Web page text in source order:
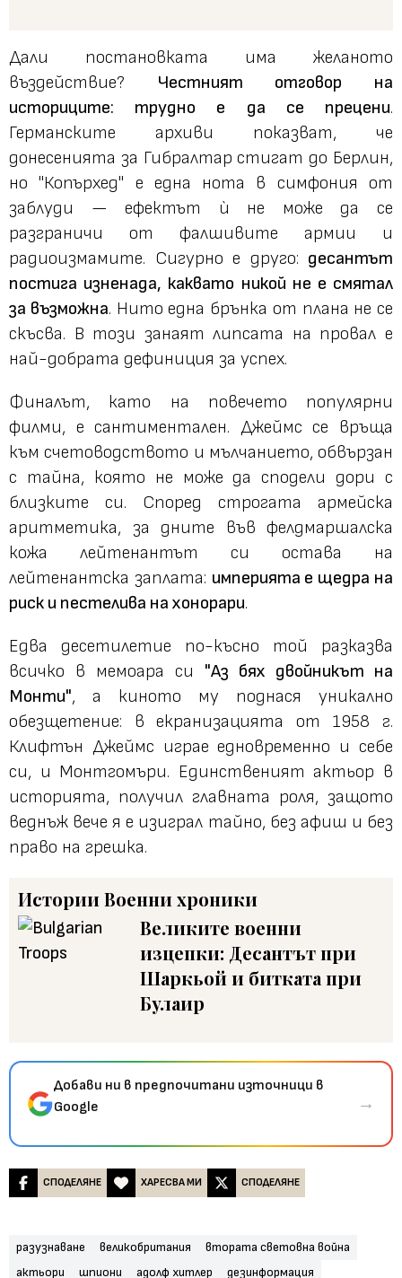
Дали постановката има желаното
въздействие? Честният отговор на
историците: трудно е да се прецени.
Германските архиви показват, че
донесенията за Гибралтар стигат до Берлин,
но "Копърхед" е една нота в симфония от
заблуди — ефектът ѝ не може да се
разграничи от фалшивите армии и
радиоизмамите. Сигурно е друго: десантът
постига изненада, каквато никой не е смятал
за възможна. Нито една брънка от плана не се
скъсва. В този занаят липсата на провал е
най-добрата дефиниция за успех.
Финалът, като на повечето популярни
филми, е сантиментален. Джеймс се връща
към счетоводството и мълчанието, обвързан
с тайна, която не може да сподели дори с
близките си. Според строгата армейска
аритметика, за дните във фелдмаршалска
кожа лейтенантът си остава на
лейтенантска заплата: империята е щедра на
риск и пестелива на хонорари.
Едва десетилетие по-късно той разказва
всичко в мемоара си "Аз бях двойникът на
Монти", а киното му поднася уникално
обезщетение: в екранизацията от 1958 г.
Клифтън Джеймс играе едновременно и себе
си, и Монтгомъри. Единственият актьор в
историята, получил главната роля, защото
веднъж вече я е изиграл тайно, без афиш и без
право на грешка.
ИсторииВоенни хроники
Великите военни
изцепки: Десантът при
Шаркьой и битката при
Булаир
Добави ни в предпочитани източници в
Google
→
СПОДЕЛЯНЕ ХАРЕСВА МИ СПОДЕЛЯНЕ
разузнаване великобритания
втората световна война
актьори
шпиони адолф хитлер дезинформация